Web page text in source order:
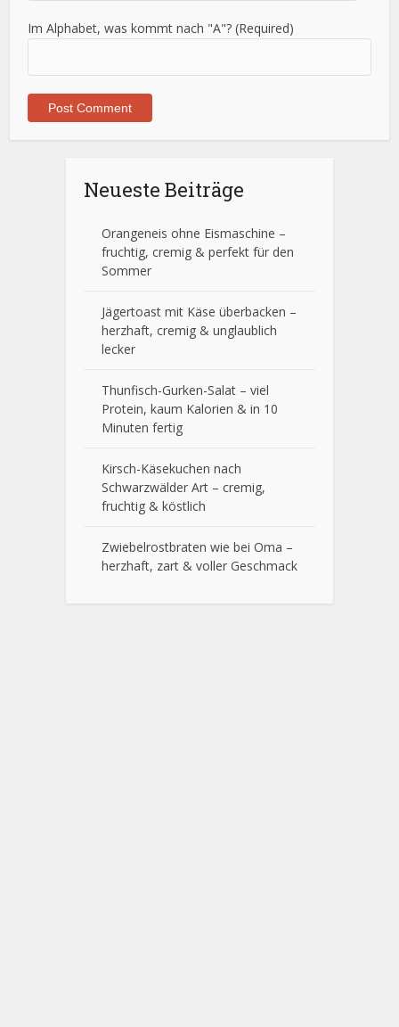
Im Alphabet, was kommt nach "A"? (Required)
Neueste Beiträge
Orangeneis ohne Eismaschine –
fruchtig, cremig & perfekt für den
Sommer
Jägertoast mit Käse überbacken –
herzhaft, cremig & unglaublich
lecker
Thunfisch-Gurken-Salat – viel
Protein, kaum Kalorien & in 10
Minuten fertig
Kirsch-Käsekuchen nach
Schwarzwälder Art – cremig,
fruchtig & köstlich
Zwiebelrostbraten wie bei Oma –
herzhaft, zart & voller Geschmack